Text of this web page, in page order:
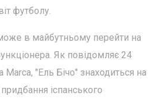
футболу.
в майбутньому перейти на
Як повідомляє 24
"Ель Бічо" знаходиться на
іспанського